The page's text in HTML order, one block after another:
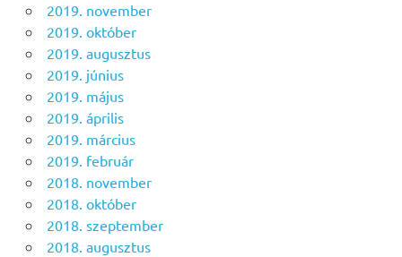
2019. november
2019. október
2019. augusztus
2019. június
2019. május
2019. április
2019. március
2019. február
2018. november
2018. október
2018. szeptember
2018. augusztus